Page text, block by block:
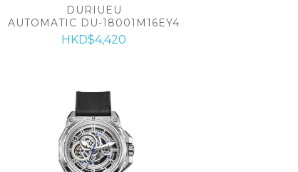
DURIUEU
AUTOMATIC DU-18001M16EY4
HKD$4,420